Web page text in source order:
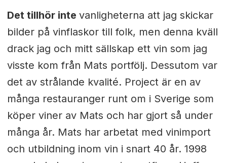
Det tillhör inte vanligheterna att jag skickar
bilder på vinflaskor till folk, men denna kväll
drack jag och mitt sällskap ett vin som jag
visste kom från Mats portfölj. Dessutom var
det av strålande kvalité. Project är en av
många restauranger runt om i Sverige som
köper viner av Mats och har gjort så under
många år. Mats har arbetat med vinimport
och utbildning inom vin i snart 40 år. 1998